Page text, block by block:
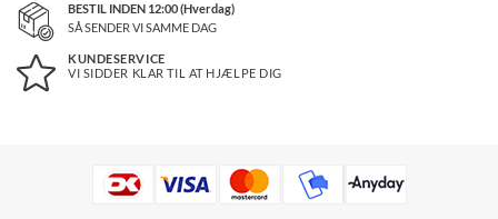
BESTIL INDEN 12:00 (Hverdag)
SÅ SENDER VI SAMME DAG
KUNDESERVICE
VI SIDDER KLAR TIL AT HJÆLPE DIG